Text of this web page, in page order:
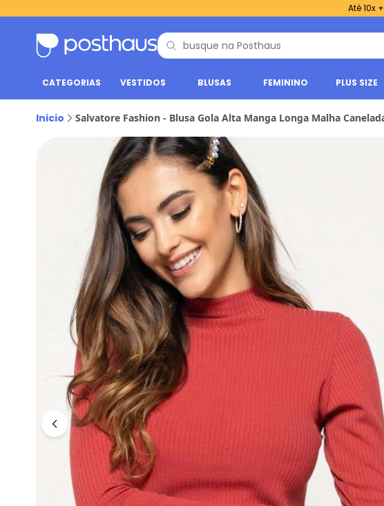
Até 10x
CATEGORIAS VESTIDOS BLUSAS FEMININO PLUS SIZE
Inicio Salvatore Fashion - Blusa Gola Alta Manga Longa Malha